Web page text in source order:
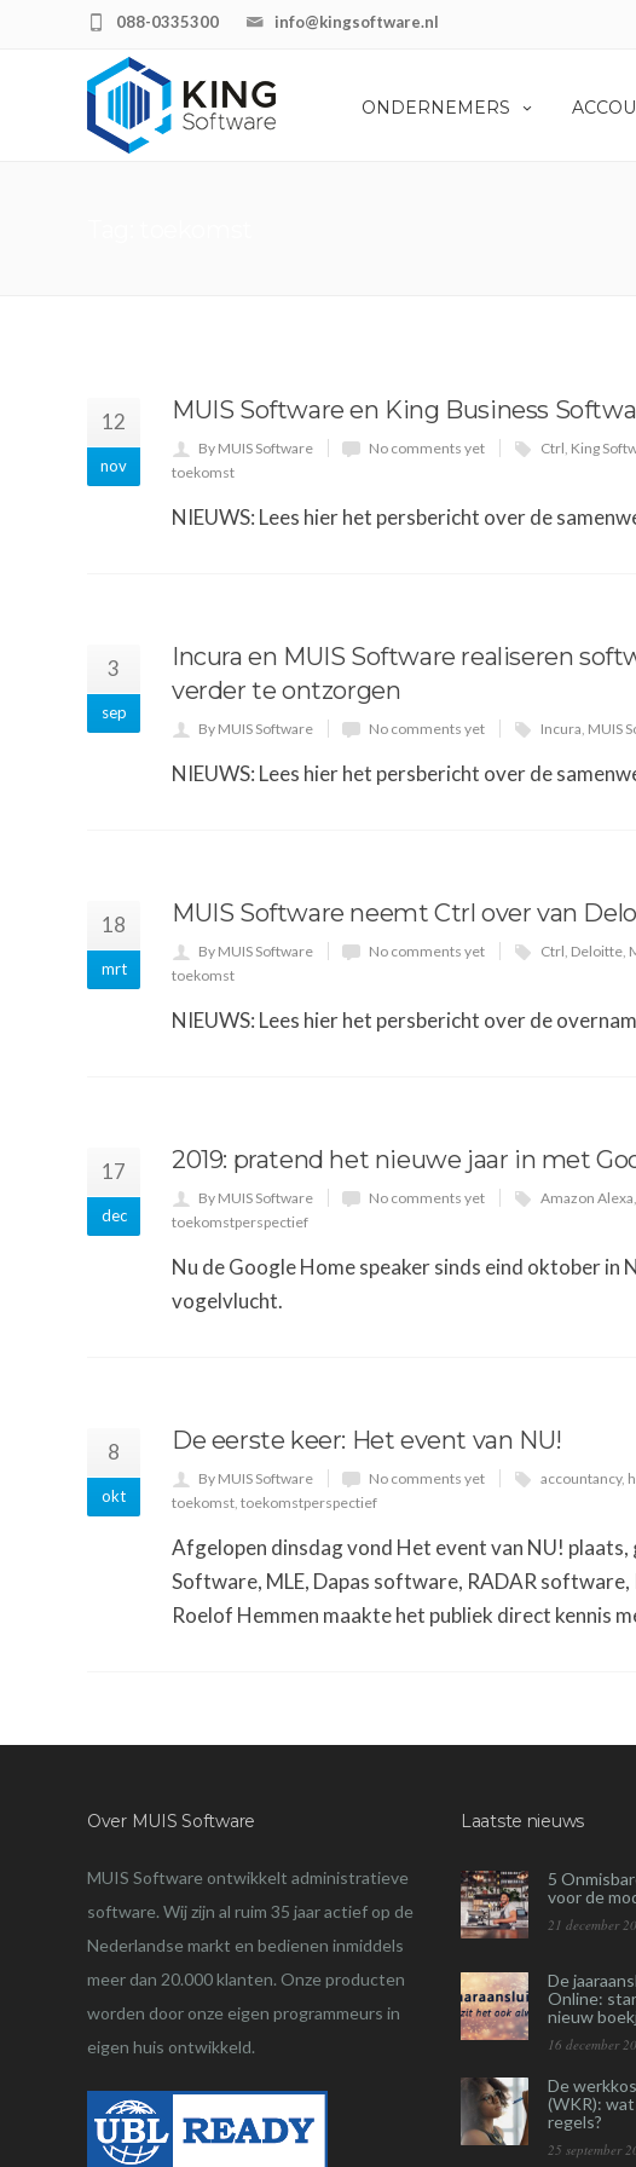
info@kingsoftware.nl
088-0335300
ONDERNEMERS
12
nov
MUIS Software en King Business
By MUIS Software No comments yet Ctrl, King
toekomst
NIEUWS: Lees hier het persbericht over de
3
sep
Incura en MUIS Software realiseren
verder te ontzorgen
By MUIS Software No comments yet Incura, MUIS
NIEUWS: Lees hier het persbericht over de
18
mrt
MUIS Software neemt Ctrl over van
By MUIS Software No comments yet Ctrl, Deloitte,
toekomst
NIEUWS: Lees hier het persbericht over de
17
dec
2019: pratend het nieuwe jaar in met
By MUIS Software No comments yet Amazon Alexa,
toekomstperspectief
Nu de Google Home speaker sinds eind oktober
vogelvlucht.
8
okt
De eerste keer: Het event van NU!
By MUIS Software No comments yet accountancy,
toekomst, toekomstperspectief
Afgelopen dinsdag vond Het event van NU!
Software, MLE, Dapas software, RADAR
Roelof Hemmen maakte het publiek direct kennis
Over MUIS Software
MUIS Software ontwikkelt administratieve
software. Wij zijn al ruim 35 jaar actief op de
Nederlandse markt en bedienen inmiddels
meer dan 20.000 klanten. Onze producten
worden door onze eigen programmeurs in
eigen huis ontwikkeld.
Laatste nieuws
5
voor de
21 december
De
Online:
nieuw
16 december
De
(WKR):
regels?
25 september